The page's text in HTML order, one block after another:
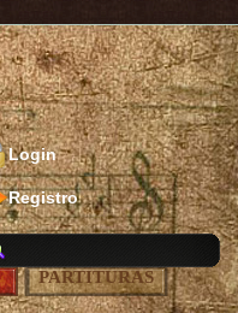
Login
Registro
PARTITURAS